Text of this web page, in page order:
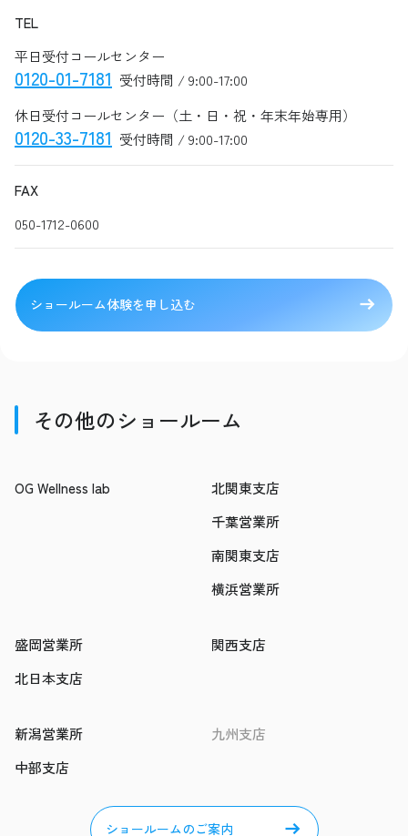
TEL
平日受付コールセンター
0120-01-7181 受付時間 / 9:00-17:00
休日受付コールセンター（土・日・祝・年末年始専用）
0120-33-7181 受付時間 / 9:00-17:00
FAX
050-1712-0600
ショールーム体験を申し込む
その他のショールーム
OG Wellness lab
北関東支店
千葉営業所
南関東支店
横浜営業所
盛岡営業所
北日本支店
関西支店
新潟営業所
中部支店
九州支店
ショールームのご案内